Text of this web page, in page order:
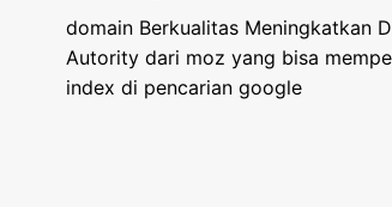
domain Berkualitas Meningkatkan
Autority dari moz yang bisa
index di pencarian google